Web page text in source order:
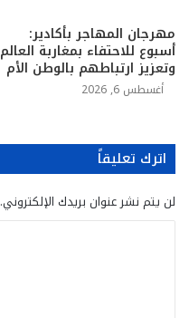
مهرجان المهاجر بأكادير:
أسبوع للاحتفاء بمغاربة العالم
وتعزيز ارتباطهم بالوطن الأم
أغسطس 6, 2026
اترك تعليقاً
لن يتم نشر عنوان بريدك الإلكتروني.